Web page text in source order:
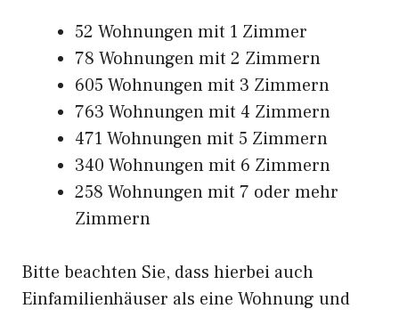
52 Wohnungen mit 1 Zimmer
78 Wohnungen mit 2 Zimmern
605 Wohnungen mit 3 Zimmern
763 Wohnungen mit 4 Zimmern
471 Wohnungen mit 5 Zimmern
340 Wohnungen mit 6 Zimmern
258 Wohnungen mit 7 oder mehr
Zimmern
Bitte beachten Sie, dass hierbei auch
Einfamilienhäuser als eine Wohnung und